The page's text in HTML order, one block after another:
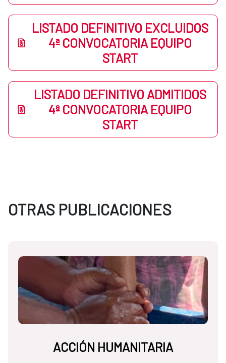
LISTADO DEFINITIVO EXCLUIDOS
4ª CONVOCATORIA EQUIPO
START
LISTADO DEFINITIVO ADMITIDOS
4ª CONVOCATORIA EQUIPO
START
OTRAS PUBLICACIONES
ACCIÓN HUMANITARIA